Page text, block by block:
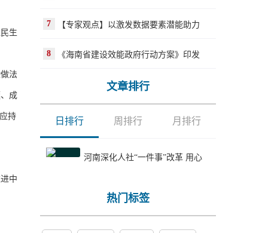
生
法
成
持
中
7 【专家观点】以激发数据要素潜能助力
8 《海南省建设效能政府行动方案》印发
文章排行
日排行 周排行 月排行
河南深化人社“一件事”改革 用心
热门标签